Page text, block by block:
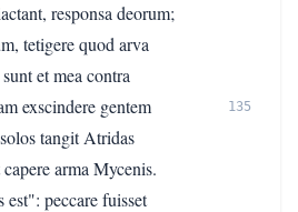
responsa deorum;
tetigere quod arva
et mea contra
exscindere gentem
135
tangit Atridas
arma Mycenis.
est": peccare fuisset